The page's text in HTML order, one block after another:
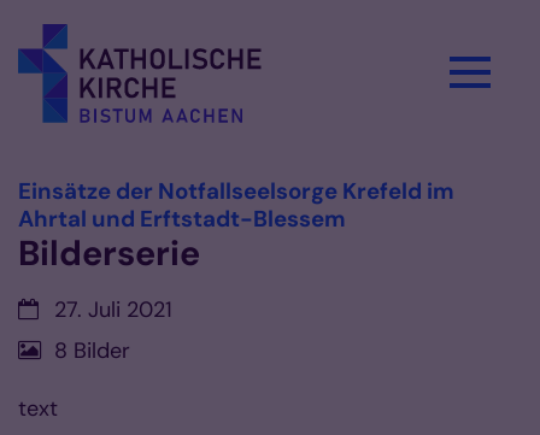
Einsätze der Notfallseelsorge Krefeld im
Ahrtal und Erftstadt-Blessem
Bilderserie
Datum:27. Juli 2021
8 Bilder
text